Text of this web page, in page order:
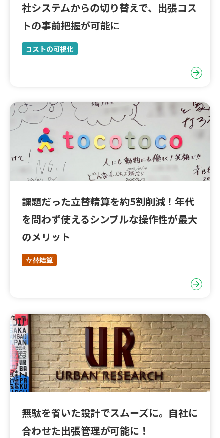
社システムからの切り替えで、出張コス
トの事前把握が可能に
コストの可視化
課題だった立替精算を約5割削減！年代
を問わず使えるシンプルな操作性が最大
のメリット
立替精算
無駄を省いた設計でスムーズに。自社に
合わせた出張管理が可能に！